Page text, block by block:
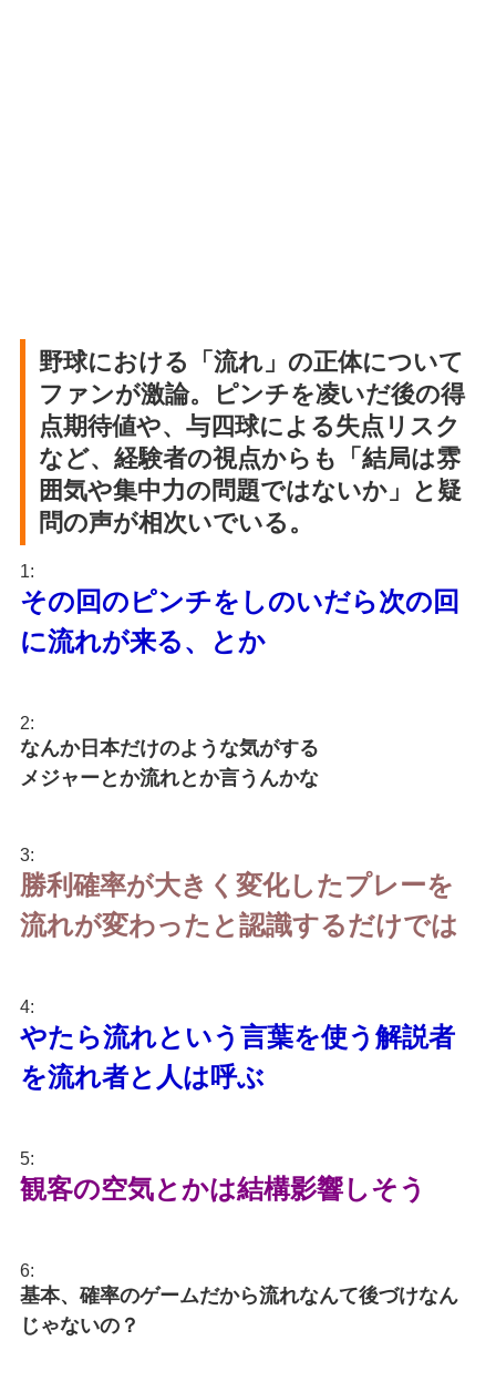
野球における「流れ」の正体について
ファンが激論。ピンチを凌いだ後の得
点期待値や、与四球による失点リスク
など、経験者の視点からも「結局は雰
囲気や集中力の問題ではないか」と疑
問の声が相次いでいる。
1:
その回のピンチをしのいだら次の回
に流れが来る、とか
2:
なんか日本だけのような気がする
メジャーとか流れとか言うんかな
3:
勝利確率が大きく変化したプレーを
流れが変わったと認識するだけでは
4:
やたら流れという言葉を使う解説者
を流れ者と人は呼ぶ
5:
観客の空気とかは結構影響しそう
6:
基本、確率のゲームだから流れなんて後づけなん
じゃないの？